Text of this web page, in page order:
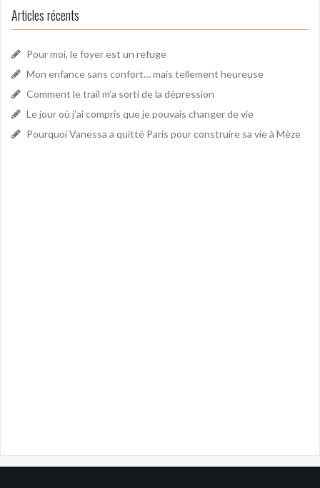
Articles récents
Pour moi, le foyer est un refuge
Mon enfance sans confort… mais tellement heureuse
Comment le trail m’a sorti de la dépression
Le jour où j’ai compris que je pouvais changer de vie
Pourquoi Vanessa a quitté Paris pour construire sa vie à Mèze